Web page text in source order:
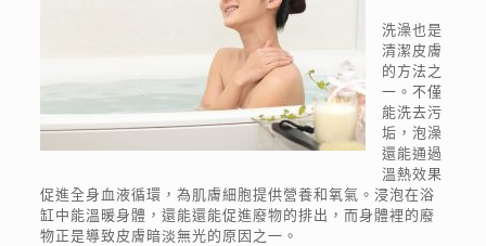
洗澡也是
清潔皮膚
的方法之
一。不僅
能洗去污
垢，泡澡
還能通過
溫熱效果
促進全身血液循環，為肌膚細胞提供營養和氧氣。浸泡在浴
缸中能溫暖身體，還能還能促進廢物的排出，而身體裡的廢
物正是導致皮膚暗淡無光的原因之一。